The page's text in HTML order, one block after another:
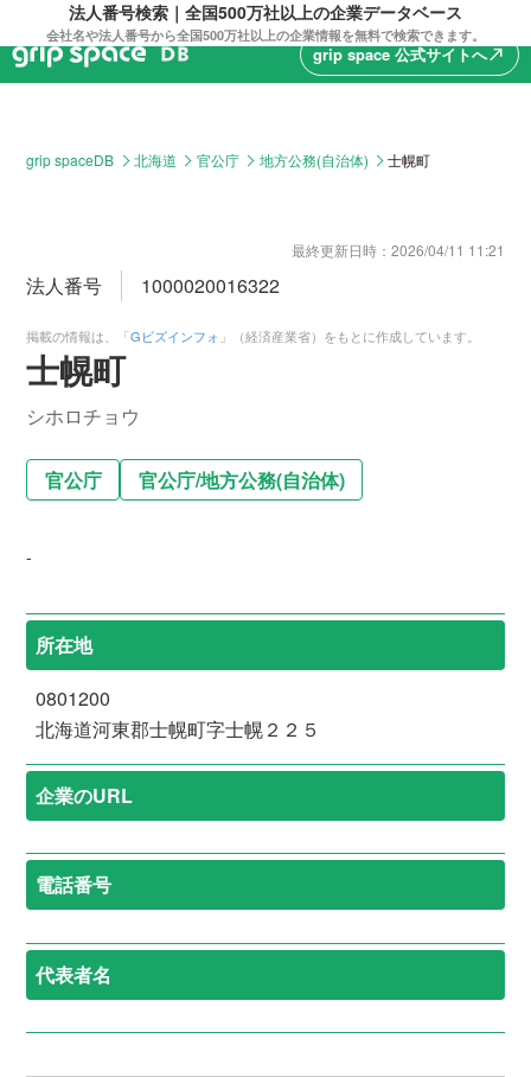
法人番号検索｜全国500万社以上の企業データベース
会社名や法人番号から全国500万社以上の企業情報を無料で検索できます。
grip space 公式サイトへnorth_east
grip spaceDB 北海道 官公庁 地方公務(自治体) 士幌町
最終更新日時： 2026/04/11 11:21
法人番号 1000020016322
掲載の情報は、「Gビズインフォ 」（経済産業省）をもとに作成しています。
士幌町
シホロチョウ
官公庁 官公庁/地方公務(自治体)
-
所在地
0801200
北海道河東郡士幌町字士幌２２５
企業のURL
電話番号
代表者名